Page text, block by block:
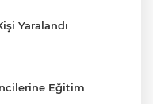
Yaralandı
Eğitim